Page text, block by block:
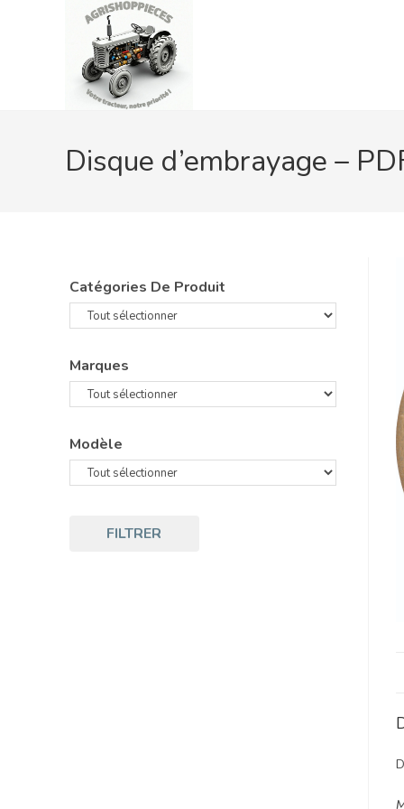
Disque d’embrayage –
Catégories De Produit
Marques
Modèle
FILTRER